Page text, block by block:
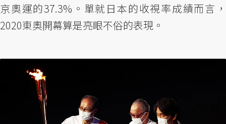
京奧運的37.3%。單就日本的收視率成績而言，
2020東奧開幕算是亮眼不俗的表現。